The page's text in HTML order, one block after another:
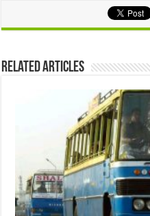
Related Articles